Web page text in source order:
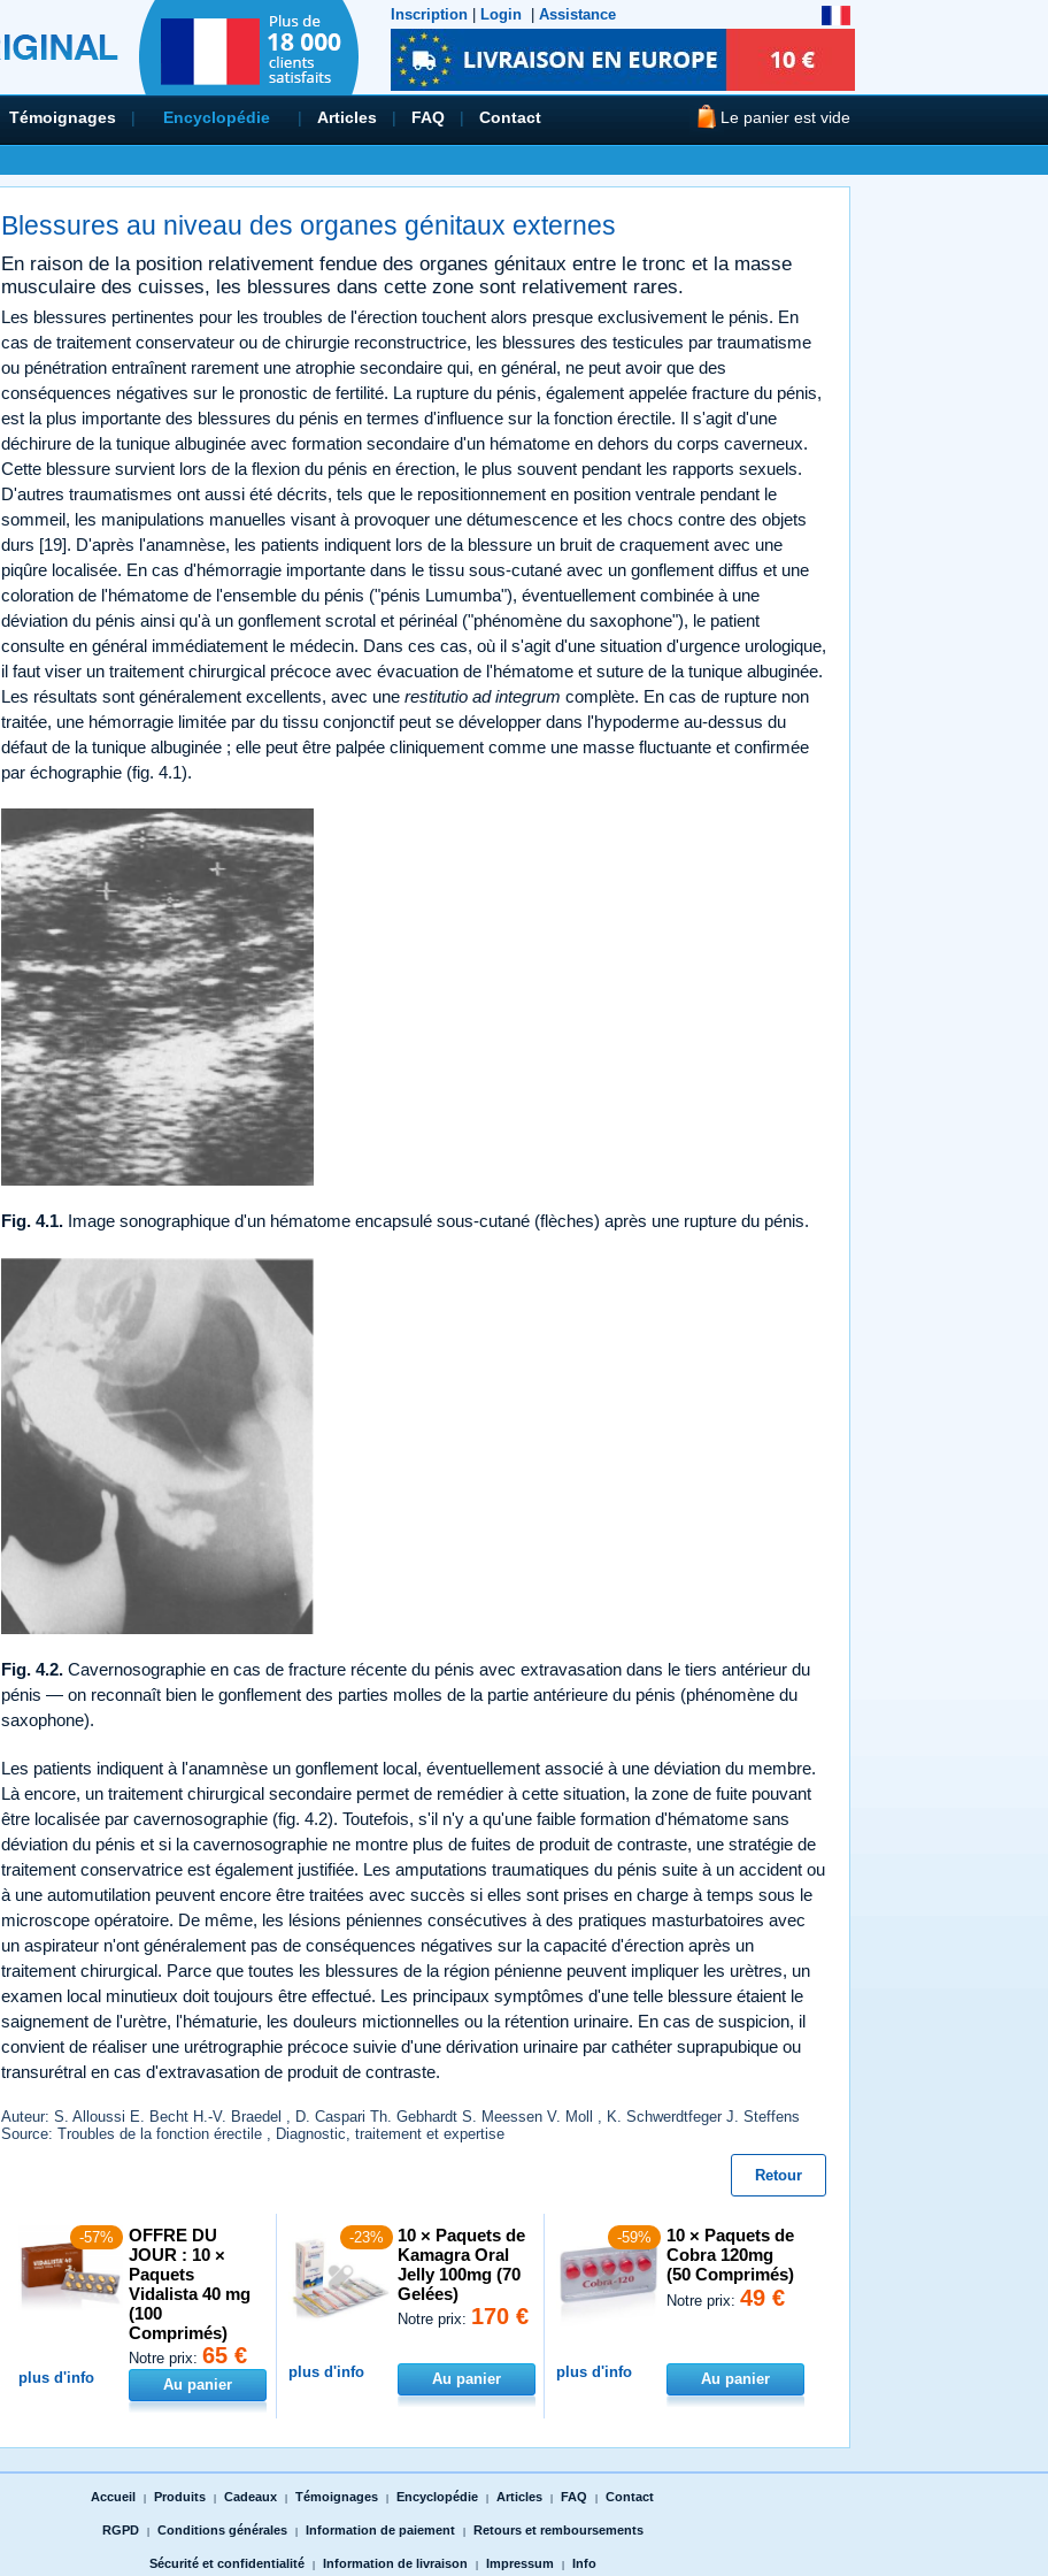
Inscription Login Assistance
Témoignages | Encyclopédie | Articles | FAQ | Contact Le panier est vide
Blessures au niveau des organes génitaux externes
En raison de la position relativement fendue des organes génitaux entre le tronc et la masse
musculaire des cuisses, les blessures dans cette zone sont relativement rares.
Les blessures pertinentes pour les troubles de l'érection touchent alors presque exclusivement le pénis. En
cas de traitement conservateur ou de chirurgie reconstructrice, les blessures des testicules par traumatisme
ou pénétration entraînent rarement une atrophie secondaire qui, en général, ne peut avoir que des
conséquences négatives sur le pronostic de fertilité. La rupture du pénis, également appelée fracture du pénis,
est la plus importante des blessures du pénis en termes d'influence sur la fonction érectile. Il s'agit d'une
déchirure de la tunique albuginée avec formation secondaire d'un hématome en dehors du corps caverneux.
Cette blessure survient lors de la flexion du pénis en érection, le plus souvent pendant les rapports sexuels.
D'autres traumatismes ont aussi été décrits, tels que le repositionnement en position ventrale pendant le
sommeil, les manipulations manuelles visant à provoquer une détumescence et les chocs contre des objets
durs [19]. D'après l'anamnèse, les patients indiquent lors de la blessure un bruit de craquement avec une
piqûre localisée. En cas d'hémorragie importante dans le tissu sous-cutané avec un gonflement diffus et une
coloration de l'hématome de l'ensemble du pénis ("pénis Lumumba"), éventuellement combinée à une
déviation du pénis ainsi qu'à un gonflement scrotal et périnéal ("phénomène du saxophone"), le patient
consulte en général immédiatement le médecin. Dans ces cas, où il s'agit d'une situation d'urgence urologique,
il faut viser un traitement chirurgical précoce avec évacuation de l'hématome et suture de la tunique albuginée.
Les résultats sont généralement excellents, avec une restitutio ad integrum complète. En cas de rupture non
traitée, une hémorragie limitée par du tissu conjonctif peut se développer dans l'hypoderme au-dessus du
défaut de la tunique albuginée ; elle peut être palpée cliniquement comme une masse fluctuante et confirmée
par échographie (fig. 4.1).
Fig. 4.1. Image sonographique d'un hématome encapsulé sous-cutané (flèches) après une rupture du pénis.
Fig. 4.2. Cavernosographie en cas de fracture récente du pénis avec extravasation dans le tiers antérieur du
pénis — on reconnaît bien le gonflement des parties molles de la partie antérieure du pénis (phénomène du
saxophone).
Les patients indiquent à l'anamnèse un gonflement local, éventuellement associé à une déviation du membre.
Là encore, un traitement chirurgical secondaire permet de remédier à cette situation, la zone de fuite pouvant
être localisée par cavernosographie (fig. 4.2). Toutefois, s'il n'y a qu'une faible formation d'hématome sans
déviation du pénis et si la cavernosographie ne montre plus de fuites de produit de contraste, une stratégie de
traitement conservatrice est également justifiée. Les amputations traumatiques du pénis suite à un accident ou
à une automutilation peuvent encore être traitées avec succès si elles sont prises en charge à temps sous le
microscope opératoire. De même, les lésions péniennes consécutives à des pratiques masturbatoires avec
un aspirateur n'ont généralement pas de conséquences négatives sur la capacité d'érection après un
traitement chirurgical. Parce que toutes les blessures de la région pénienne peuvent impliquer les urètres, un
examen local minutieux doit toujours être effectué. Les principaux symptômes d'une telle blessure étaient le
saignement de l'urètre, l'hématurie, les douleurs mictionnelles ou la rétention urinaire. En cas de suspicion, il
convient de réaliser une urétrographie précoce suivie d'une dérivation urinaire par cathéter suprapubique ou
transurétral en cas d'extravasation de produit de contraste.
Auteur: S. Alloussi E. Becht H.-V. Braedel , D. Caspari Th. Gebhardt S. Meessen V. Moll , K. Schwerdtfeger J. Steffens
Source: Troubles de la fonction érectile , Diagnostic, traitement et expertise
Retour
-57%
OFFRE DU
JOUR : 10 ×
Paquets
Vidalista 40 mg
(100
Comprimés)
Notre prix:65 €
plus d'info Au panier
-23%
10 × Paquets de
Kamagra Oral
Jelly 100mg (70
Gelées)
Notre prix: 170 €
plus d'info Au panier
-59%
10 × Paquets de
Cobra 120mg
(50 Comprimés)
Notre prix: 49 €
plus d'info Au panier
Accueil | Produits | Cadeaux | Témoignages | Encyclopédie | Articles | FAQ | Contact
RGPD | Conditions générales | Information de paiement | Retours et remboursements
Sécurité et confidentialité | Information de livraison | Impressum | Info